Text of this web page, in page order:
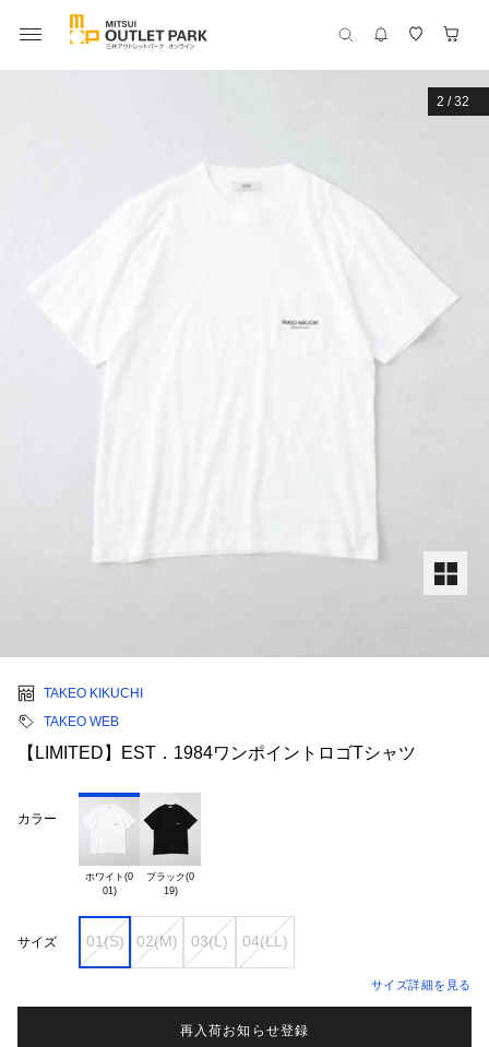
2 /32
TAKEO KIKUCHI
TAKEO WEB
【LIMITED】EST．1984ワンポイントロゴTシャツ
カラー
ホワイト(0
01)
ブラック(0
19)
サイズ 01(S) 02(M) 03(L) 04(LL)
サイズ詳細を見る
再入荷お知らせ登録